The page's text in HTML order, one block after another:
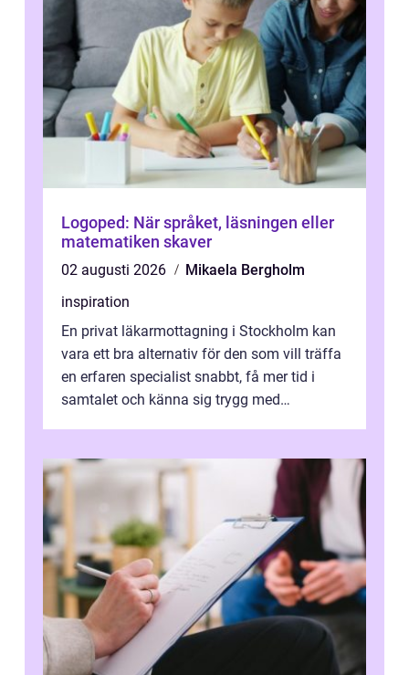
Logoped: När språket, läsningen eller
matematiken skaver
02 augusti 2026
Mikaela Bergholm
inspiration
En privat läkarmottagning i Stockholm kan
vara ett bra alternativ för den som vill träffa
en erfaren specialist snabbt, få mer tid i
samtalet och känna sig trygg med